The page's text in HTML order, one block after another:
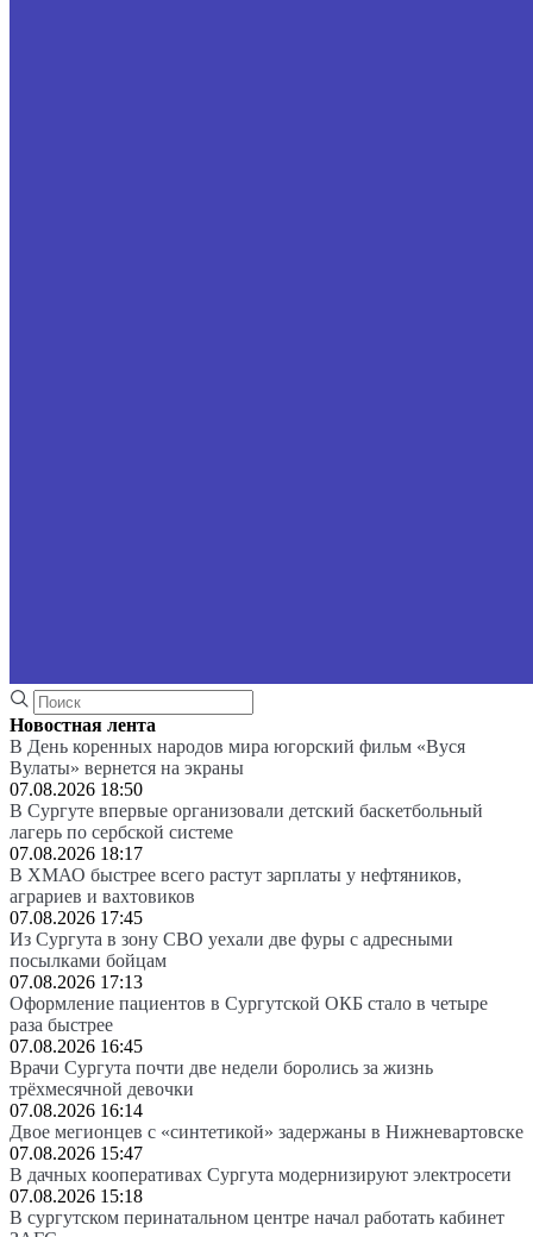
Новостная лента
В День коренных народов мира югорский фильм «Вуся
Вулаты» вернется на экраны
07.08.2026 18:50
В Сургуте впервые организовали детский баскетбольный
лагерь по сербской системе
07.08.2026 18:17
В ХМАО быстрее всего растут зарплаты у нефтяников,
аграриев и вахтовиков
07.08.2026 17:45
Из Сургута в зону СВО уехали две фуры с адресными
посылками бойцам
07.08.2026 17:13
Оформление пациентов в Сургутской ОКБ стало в четыре
раза быстрее
07.08.2026 16:45
Врачи Сургута почти две недели боролись за жизнь
трёхмесячной девочки
07.08.2026 16:14
Двое мегионцев с «синтетикой» задержаны в Нижневартовске
07.08.2026 15:47
В дачных кооперативах Сургута модернизируют электросети
07.08.2026 15:18
В сургутском перинатальном центре начал работать кабинет